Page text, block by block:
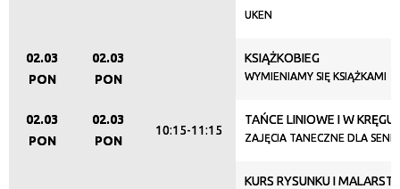
UKEN
02.03
PON
02.03
PON
KSIĄŻKOBIEG
WYMIENIAMY SIĘ KSIĄŻKAMI
02.03
PON
02.03
PON
10:15-11:15
TAŃCE LINIOWE I W KRĘGU
ZAJĘCIA TANECZNE DLA
KURS RYSUNKU I